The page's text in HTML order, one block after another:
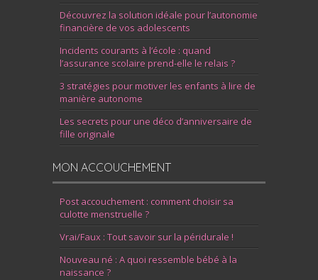
Découvrez la solution idéale pour l’autonomie
financière de vos adolescents
Incidents courants à l’école : quand
l’assurance scolaire prend-elle le relais ?
3 stratégies pour motiver les enfants à lire de
manière autonome
Les secrets pour une déco d’anniversaire de
fille originale
MON ACCOUCHEMENT
Post accouchement : comment choisir sa
culotte menstruelle ?
Vrai/Faux : Tout savoir sur la péridurale !
Nouveau né : A quoi ressemble bébé à la
naissance ?